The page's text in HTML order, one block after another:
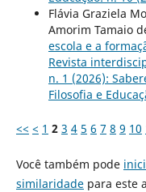
Flávia Graziela
Amorim Tamaio
escola e a
Revista
n. 1 (2026):
Filosofia e
<< < 1 2 3 4 5 6 7 8 9 10
Você também pode
similaridadepara este